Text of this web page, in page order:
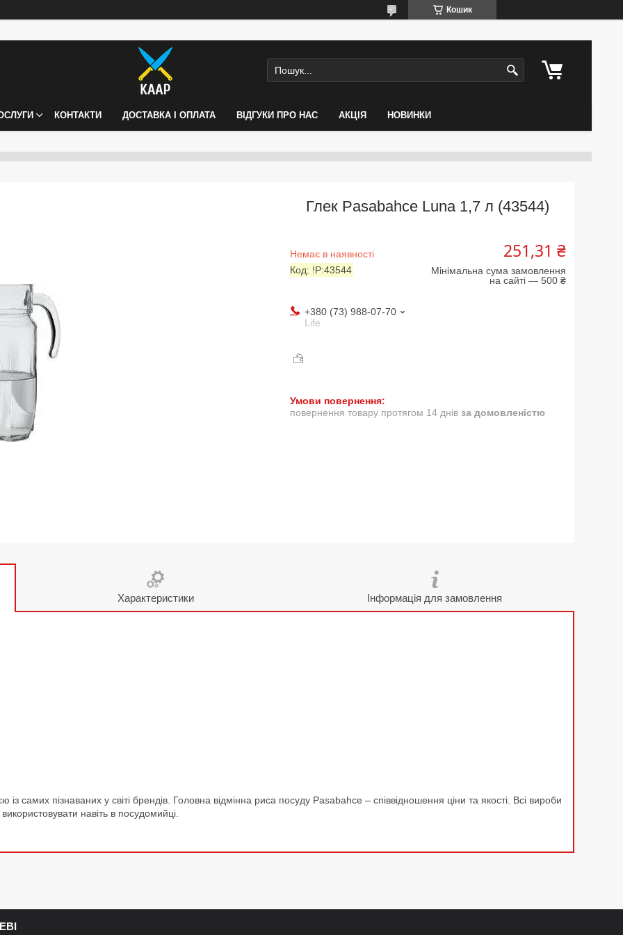
Кошик
КОНТАКТИ ДОСТАВКА І ОПЛАТА ВІДГУКИ ПРО НАС АКЦІЯ НОВИНКИ
Глек Pasabahce Luna 1,7 л (43544)
Немає в наявності
Код: !P:43544
251,31 ₴
Мінімальна сума замовлення
на сайті — 500 ₴
+380 (73) 988-07-70
Life
повернення товару протягом 14 днів за домовленістю
Характеристики Інформація для замовлення
із самих пізнаваних у світі брендів. Головна відмінна риса посуду Pasabahce – співвідношення ціни та якості. Всі вироби
навіть в посудомийці.